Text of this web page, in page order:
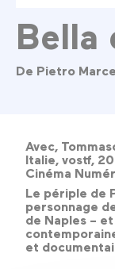
Bella
De Pietro
Avec,
Italie, vostf,
Cinéma
Le périple de
personnage
de Naples – et
et